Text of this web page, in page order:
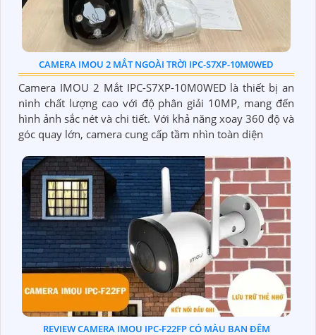
CAMERA IMOU 2 MẮT NGOÀI TRỜI IPC-S7XP-10M0WED
Camera IMOU 2 Mắt IPC-S7XP-10M0WED là thiết bị an
ninh chất lượng cao với độ phân giải 10MP, mang đến
hình ảnh sắc nét và chi tiết. Với khả năng xoay 360 độ và
góc quay lớn, camera cung cấp tầm nhìn toàn diện
REVIEW CAMERA IMOU IPC-F22FP CÓ MÀU BAN ĐÊM